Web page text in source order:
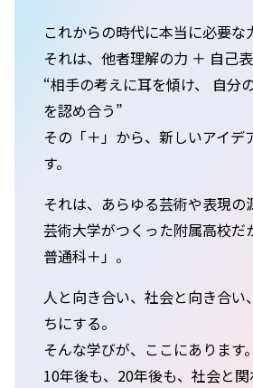
これからの時代に本当に必要な
それは、他者理解の力 ＋ 自己表
“相手の考えに耳を傾け、 自分
を認め合う”
その「＋」から、新しいアイデ
す。
それは、あらゆる芸術や表現の
芸術大学がつくった附属高校だ
普通科＋」。
人と向き合い、社会と向き合い
ちにする。
そんな学びが、ここにあります。
10年後も、20年後も、社会と